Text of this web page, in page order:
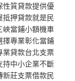
性質貸款提供優
押貸款就是民
峽當鋪小額機車
擇專業彰化當鋪
業貸款台北支票
持中小企業不斷
莊支票借款民